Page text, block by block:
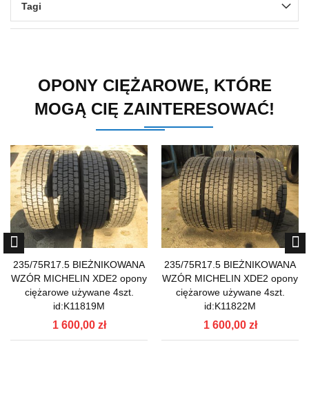
Tagi
OPONY CIĘŻAROWE, KTÓRE
MOGĄ CIĘ ZAINTERESOWAĆ!
235/75R17.5 BIEŻNIKOWANA
WZÓR MICHELIN XDE2 opony
ciężarowe używane 4szt.
id:K11819M
1 600,00 zł
235/75R17.5 BIEŻNIKOWANA
WZÓR MICHELIN XDE2 opony
ciężarowe używane 4szt.
id:K11822M
1 600,00 zł